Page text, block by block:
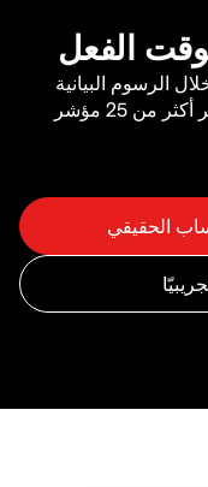
الفعل
الرسوم البيانية